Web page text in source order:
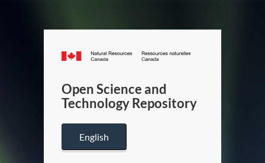
Canada.ca
/
Canada
Open Science and
Technology Repository
English